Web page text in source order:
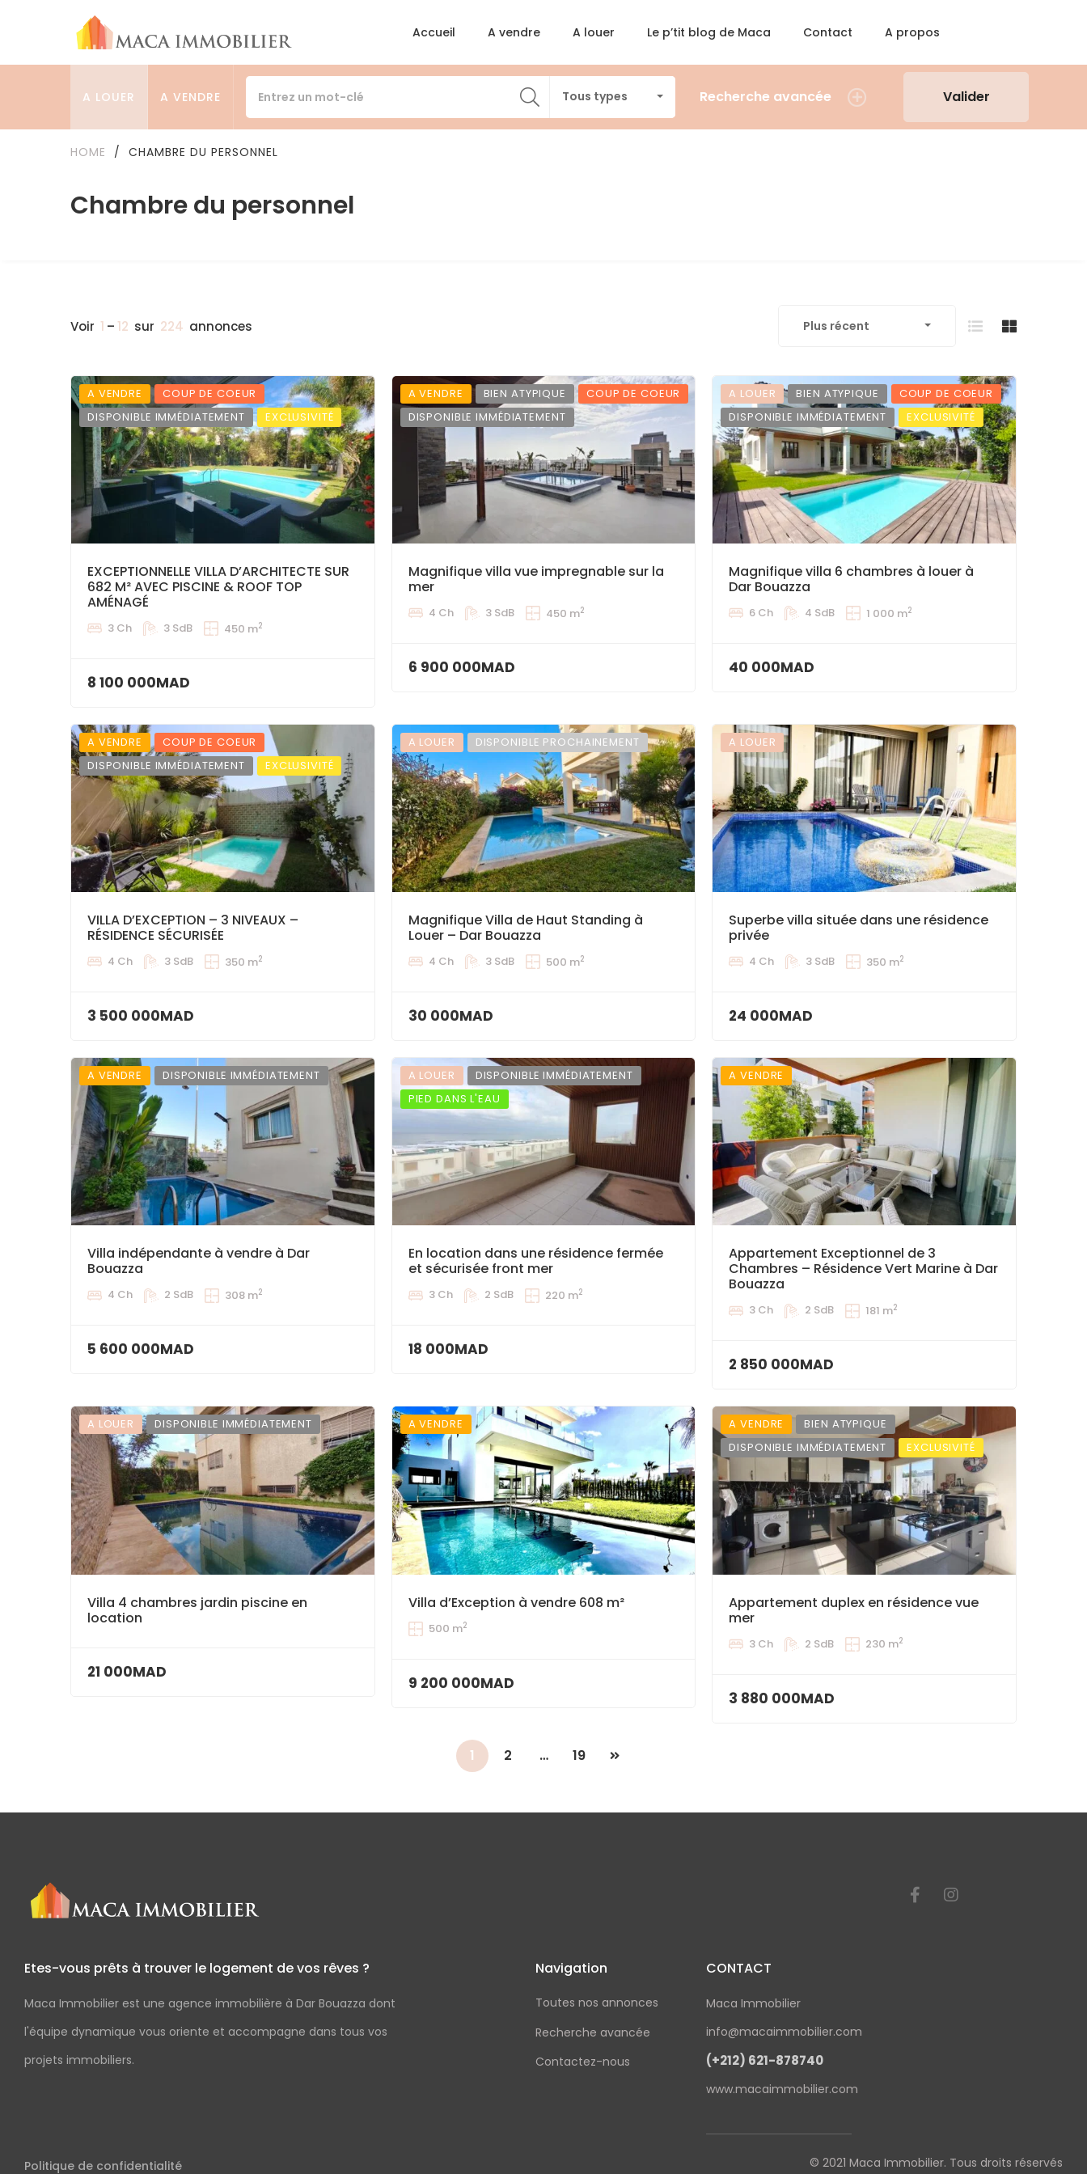
Accueil A vendre A louer Le p’tit blog de Maca Contact A propos
A LOUER A VENDRE Tous types Recherche avancée Valider
Chambre du personnel
HOME / CHAMBRE DU PERSONNEL
Voir 1 – 12 sur 224 annonces Plus récent
A VENDRE
COUP DE COEUR
DISPONIBLE IMMÉDIATEMENT
EXCLUSIVITÉ
EXCEPTIONNELLE VILLA D’ARCHITECTE SUR
682 M² AVEC PISCINE & ROOF TOP
AMÉNAGÉ
3 Ch 3 SdB 450 m2
8 100 000MAD
A VENDRE BIEN ATYPIQUE
COUP DE COEUR
DISPONIBLE IMMÉDIATEMENT
Magnifique villa vue impregnable sur la
mer
4 Ch 3 SdB 450 m2
6 900 000MAD
A LOUER BIEN ATYPIQUE
COUP DE COEUR
DISPONIBLE IMMÉDIATEMENT
EXCLUSIVITÉ
Magnifique villa 6 chambres à louer à
Dar Bouazza
6 Ch 4 SdB 1 000 m2
40 000MAD
A VENDRE
COUP DE COEUR
DISPONIBLE IMMÉDIATEMENT
EXCLUSIVITÉ
VILLA D’EXCEPTION – 3 NIVEAUX –
RÉSIDENCE SÉCURISÉE
4 Ch 3 SdB 350 m2
3 500 000MAD
A LOUER DISPONIBLE PROCHAINEMENT
Magnifique Villa de Haut Standing à
Louer – Dar Bouazza
4 Ch 3 SdB 500 m2
30 000MAD
A LOUER
Superbe villa située dans une résidence
privée
4 Ch 3 SdB 350 m2
24 000MAD
A VENDRE DISPONIBLE IMMÉDIATEMENT
Villa indépendante à vendre à Dar
Bouazza
4 Ch 2 SdB 308 m2
5 600 000MAD
A LOUER
DISPONIBLE IMMÉDIATEMENT
PIED DANS L'EAU
En location dans une résidence fermée
et sécurisée front mer
3 Ch 2 SdB 220 m2
18 000MAD
A VENDRE
Appartement Exceptionnel de 3
Chambres – Résidence Vert Marine à Dar
Bouazza
3 Ch 2 SdB 181 m2
2 850 000MAD
A LOUER DISPONIBLE IMMÉDIATEMENT
Villa 4 chambres jardin piscine en
location
21 000MAD
A VENDRE
Villa d’Exception à vendre 608 m²
500 m2
9 200 000MAD
A VENDRE
BIEN ATYPIQUE
DISPONIBLE IMMÉDIATEMENT
EXCLUSIVITÉ
Appartement duplex en résidence vue
mer
3 Ch 2 SdB 230 m2
3 880 000MAD
1 2 … 19
Etes-vous prêts à trouver le logement de vos rêves ?
Maca Immobilier est une agence immobilière à Dar Bouazza dont
l'équipe dynamique vous oriente et accompagne dans tous vos
projets immobiliers.
Navigation
Toutes nos annonces
Recherche avancée
Contactez-nous
CONTACT
Maca Immobilier
info@macaimmobilier.com
(+212) 621-878740
www.macaimmobilier.com
Politique de confidentialité © 2021 Maca Immobilier. Tous droits réservés